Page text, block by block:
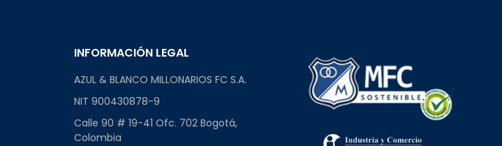
INFORMACIÓN LEGAL
AZUL & BLANCO MILLONARIOS FC S.A.
NIT 900430878-9
Calle 90 # 19-41 Ofc. 702 Bogotá,
Colombia